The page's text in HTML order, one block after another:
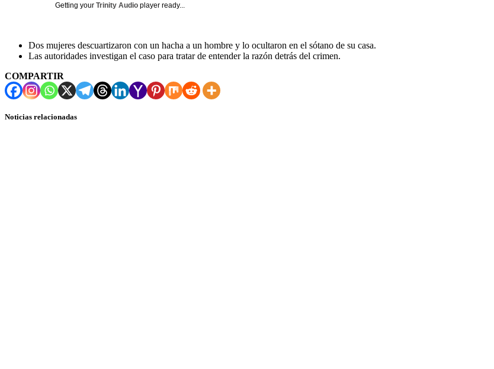
Getting your Trinity Audio player ready...
Dos mujeres descuartizaron con un hacha a un hombre y lo ocultaron en el sótano de su casa.
Las autoridades investigan el caso para tratar de entender la razón detrás del crimen.
COMPARTIR
Noticias relacionadas